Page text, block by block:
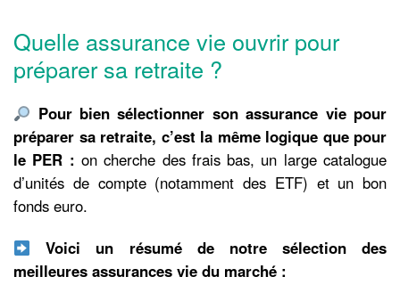
Quelle assurance vie ouvrir pour
préparer sa retraite ?
Pour bien sélectionner son assurance vie pour
préparer sa retraite, c’est la même logique que pour
le PER : on cherche des frais bas, un large catalogue
d’unités de compte (notamment des ETF) et un bon
fonds euro.
Voici un résumé de notre sélection des
meilleures assurances vie du marché :